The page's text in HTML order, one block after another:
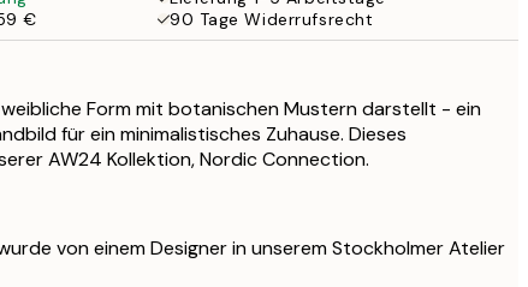
€
90 Tage Widerrufsrecht
Form mit botanischen Mustern darstellt - ein
für ein minimalistisches Zuhause. Dieses
AW24 Kollektion, Nordic Connection.
von einem Designer in unserem Stockholmer Atelier